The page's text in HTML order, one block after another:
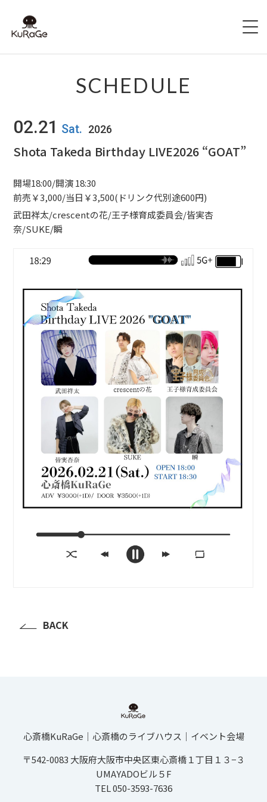
SCHEDULE
HALL INFO
CONTACT
SCHEDULE
02.21 Sat. 2026
Shota Takeda Birthday LIVE2026 “GOAT”
開場18:00/開演 18:30
前売￥3,000/当日￥3,500(ドリンク代別途600円)
武田祥太/crescentの花/王子様育成委員会/皆実杏
奈/SUKE/瞬
BACK
心斎橋KuRaGe│心斎橋のライブハウス│イベント会場
〒542-0083 大阪府大阪市中央区東心斎橋１丁目１３−３
UMAYADOビル５F
TEL 050-3593-7636